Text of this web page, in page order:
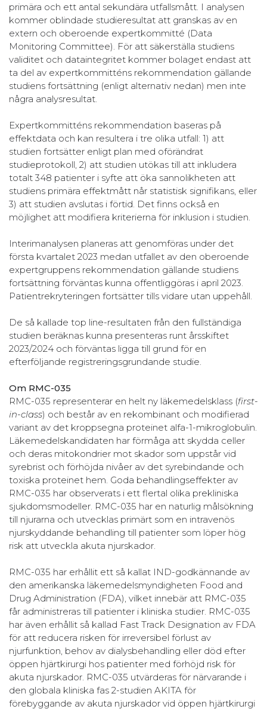
primära och ett antal sekundära utfallsmått. I analysen
kommer oblindade studieresultat att granskas av en
extern och oberoende expertkommitté (Data
Monitoring Committee). För att säkerställa studiens
validitet och dataintegritet kommer bolaget endast att
ta del av expertkommitténs rekommendation gällande
studiens fortsättning (enligt alternativ nedan) men inte
några analysresultat.
Expertkommitténs rekommendation baseras på
effektdata och kan resultera i tre olika utfall: 1) att
studien fortsätter enligt plan med oförändrat
studieprotokoll, 2) att studien utökas till att inkludera
totalt 348 patienter i syfte att öka sannolikheten att
studiens primära effektmått når statistisk signifikans, eller
3) att studien avslutas i förtid. Det finns också en
möjlighet att modifiera kriterierna för inklusion i studien.
Interimanalysen planeras att genomföras under det
första kvartalet 2023 medan utfallet av den oberoende
expertgruppens rekommendation gällande studiens
fortsättning förväntas kunna offentliggöras i april 2023.
Patientrekryteringen fortsätter tills vidare utan uppehåll.
De så kallade top line-resultaten från den fullständiga
studien beräknas kunna presenteras runt årsskiftet
2023/2024 och förväntas ligga till grund för en
efterföljande registreringsgrundande studie.
Om RMC-035
RMC-035 representerar en helt ny läkemedelsklass (first-
in-class) och består av en rekombinant och modifierad
variant av det kroppsegna proteinet alfa-1-mikroglobulin.
Läkemedelskandidaten har förmåga att skydda celler
och deras mitokondrier mot skador som uppstår vid
syrebrist och förhöjda nivåer av det syrebindande och
toxiska proteinet hem. Goda behandlingseffekter av
RMC-035 har observerats i ett flertal olika prekliniska
sjukdomsmodeller. RMC-035 har en naturlig målsökning
till njurarna och utvecklas primärt som en intravenös
njurskyddande behandling till patienter som löper hög
risk att utveckla akuta njurskador.
RMC-035 har erhållit ett så kallat IND-godkännande av
den amerikanska läkemedelsmyndigheten Food and
Drug Administration (FDA), vilket innebär att RMC-035
får administreras till patienter i kliniska studier. RMC-035
har även erhållit så kallad Fast Track Designation av FDA
för att reducera risken för irreversibel förlust av
njurfunktion, behov av dialysbehandling eller död efter
öppen hjärtkirurgi hos patienter med förhöjd risk för
akuta njurskador. RMC-035 utvärderas för närvarande i
den globala kliniska fas 2-studien AKITA för
förebyggande av akuta njurskador vid öppen hjärtkirurgi